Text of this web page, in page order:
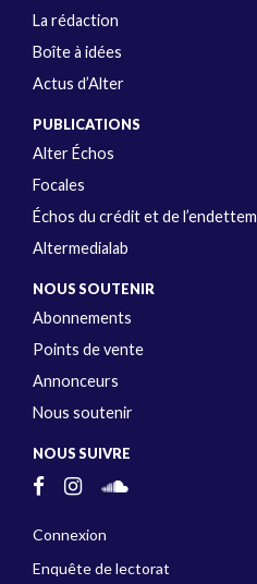
La rédaction
Boîte à idées
Actus d’Alter
PUBLICATIONS
Alter Échos
Focales
Échos du crédit et de
Altermedialab
NOUS SOUTENIR
Abonnements
Points de vente
Annonceurs
Nous soutenir
NOUS SUIVRE
Connexion
Enquête de lectorat